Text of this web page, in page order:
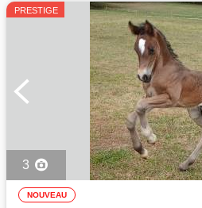
PRESTIGE
3
NOUVEAU